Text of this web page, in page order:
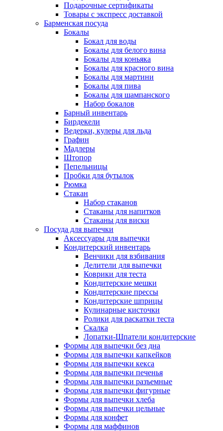
Подарочные сертификаты
Товары с экспресс доставкой
Барменская посуда
Бокалы
Бокал для воды
Бокалы для белого вина
Бокалы для коньяка
Бокалы для красного вина
Бокалы для мартини
Бокалы для пива
Бокалы для шампанского
Набор бокалов
Барный инвентарь
Бирдекели
Ведерки, кулеры для льда
Графин
Мадлеры
Штопор
Пепельницы
Пробки для бутылок
Рюмка
Стакан
Набор стаканов
Стаканы для напитков
Стаканы для виски
Посуда для выпечки
Аксессуары для выпечки
Кондитерский инвентарь
Венчики для взбивания
Делители для выпечки
Коврики для теста
Кондитерские мешки
Кондитерские прессы
Кондитерские шприцы
Кулинарные кисточки
Ролики для раскатки теста
Скалка
Лопатки-Шпатели кондитерские
Формы для выпечки без дна
Формы для выпечки капкейков
Формы для выпечки кекса
Формы для выпечки печенья
Формы для выпечки разъемные
Формы для выпечки фигурные
Формы для выпечки хлеба
Формы для выпечки цельные
Формы для конфет
Формы для маффинов